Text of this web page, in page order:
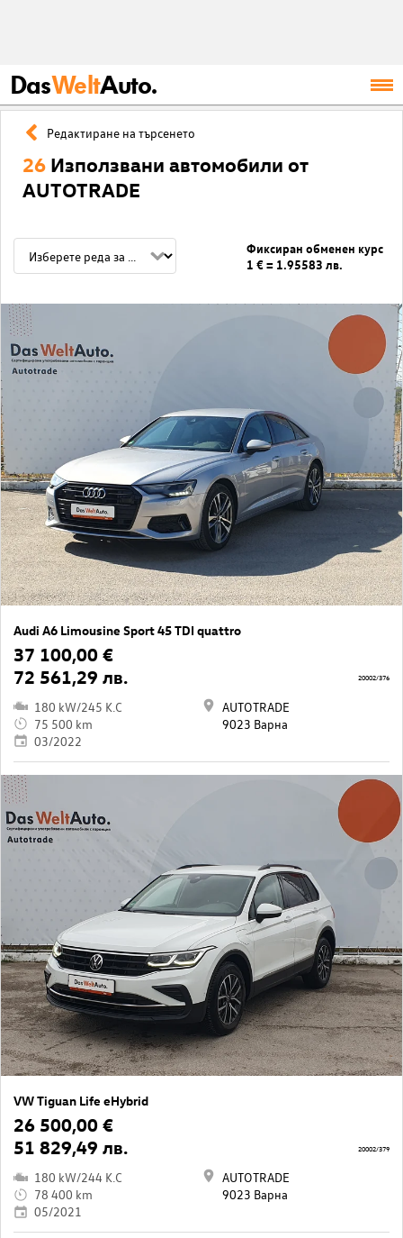
DasWeltAuto.
Редактиране на търсенето
26 Използвани автомобили от
AUTOTRADE
Фиксиран обменен курс
1 € = 1.95583 лв.
Audi A6 Limousine Sport 45 TDI quattro
37 100,00 €
72 561,29 лв.
180 kW/245 K.C
75 500 km
03/2022
AUTOTRADE
9023 Варна
20002/376
VW Tiguan Life eHybrid
26 500,00 €
51 829,49 лв.
180 kW/244 K.C
78 400 km
05/2021
AUTOTRADE
9023 Варна
20002/379